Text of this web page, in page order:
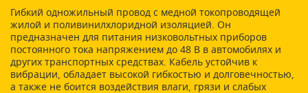
Гибкий одножильный провод с медной токопроводящей
жилой и поливинилхлоридной изоляцией. Он
предназначен для питания низковольтных приборов
постоянного тока напряжением до 48 В в автомобилях и
других транспортных средствах. Кабель устойчив к
вибрации, обладает высокой гибкостью и долговечностью,
а также не боится воздействия влаги, грязи и слабых